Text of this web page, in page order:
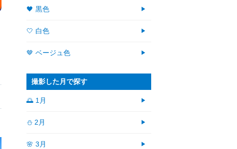
🖤 黒色
🤍 白色
🤎 ベージュ色
撮影した月で探す
🌅 1月
⛄ 2月
🌸 3月